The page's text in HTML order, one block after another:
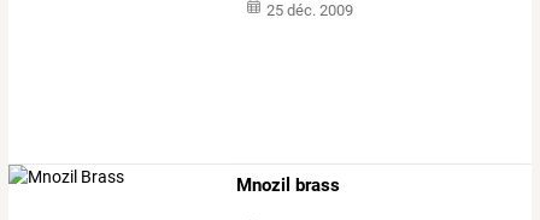
25 déc. 2009
Mnozil brass